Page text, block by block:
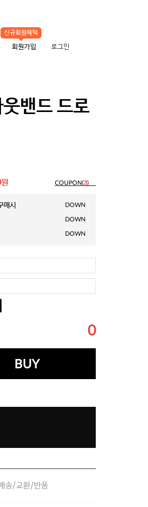
신규회원혜택
회원가입 로그인
밴드 드로
원 COUPON(3)
시 DOWN
DOWN
DOWN
0
BUY
송/교환/반품